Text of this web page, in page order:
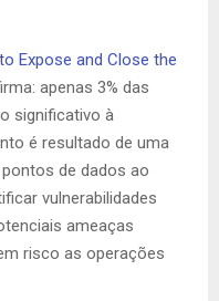
Expose and Close the
apenas 3% das
significativo à
é resultado de uma
de dados ao
vulnerabilidades
ameaças
risco as operações